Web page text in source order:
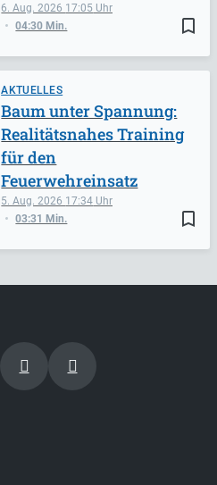
bookmark_border
6. Aug. 2026 17:05
04:30 Min.
AKTUELLES
bookmark_border
5. Aug. 2026 17:34
03:31 Min.
Baum unter Spannung:
Realitätsnahes Training
für den
Feuerwehreinsatz